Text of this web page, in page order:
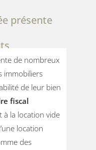
présente
de nombreux
immobiliers
de leur bien
fiscal
à la location vide
location
des